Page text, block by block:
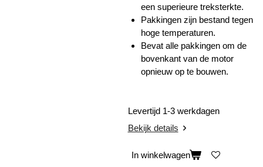
een superieure treksterkte.
Pakkingen zijn bestand tegen
hoge temperaturen.
Bevat alle pakkingen om de
bovenkant van de motor
opnieuw op te bouwen.
Levertijd 1-3 werkdagen
Bekijk details
In winkelwagen